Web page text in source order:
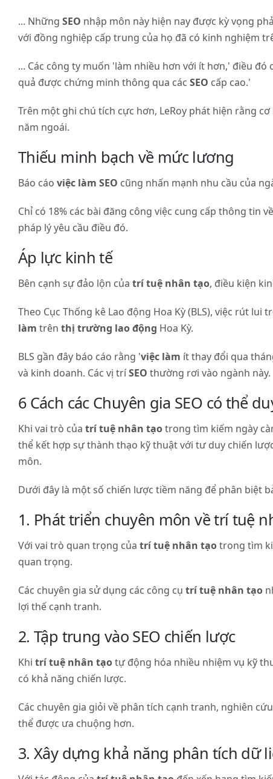
... Những SEO nhập môn này hiện nay được kỳ vọng
với đồng nghiệp cấp trung của họ đã có kinh nghiệm
... Các công ty muốn 'làm nhiều hơn với ít hơn,' điều
quả được chứng minh thông qua các SEO cấp cao.'
Trên một ghi chú tích cực hơn, LeRoy phát hiện rằng cơ
năm ngoái.
Thiếu minh bạch về mức lương
Báo cáo việc làm SEO cũng nhấn mạnh nhu cầu của
Chỉ có 18% các bài đăng công việc cung cấp thông
pháp lý yêu cầu điều đó.
Áp lực kinh tế
Bên cạnh sự đảo lộn của trí tuệ nhân tạo, điều kiện
Theo Cục Thống kê Lao động Hoa Kỳ (BLS), việc rút
làm trên thị trường lao động Hoa Kỳ.
BLS gần đây báo cáo rằng 'việc làm ít thay đổi qua
và kinh doanh. Các vị tríSEO thường rơi vào ngành này.
6 Cách các Chuyên gia SEO có thể
Khi vai trò của trí tuệ nhân tạotrong tìm kiếm ngày
thể kết hợp sự thành thạo kỹ thuật với tư duy chiến
môn.
Dưới đây là một số chiến lược tiềm năng để phân biệt
1. Phát triển chuyên môn về trí tuệ
Với vai trò quan trọng của trí tuệ nhân tạotrong tìm
quan trọng.
Các chuyên gia sử dụng các công cụ trí tuệ nhân tạo
lợi thế cạnh tranh.
2. Tập trung vào SEO chiến lược
Khi trí tuệ nhân tạotự động hóa nhiều nhiệm vụ kỹ
có khả năng chiến lược.
Các chuyên gia giỏi về phân tích cạnh tranh, nghiên
thể được ưa chuộng hơn.
3. Xây dựng khả năng phân tích dữ
cá
nhân
suy
nghĩ
cùng